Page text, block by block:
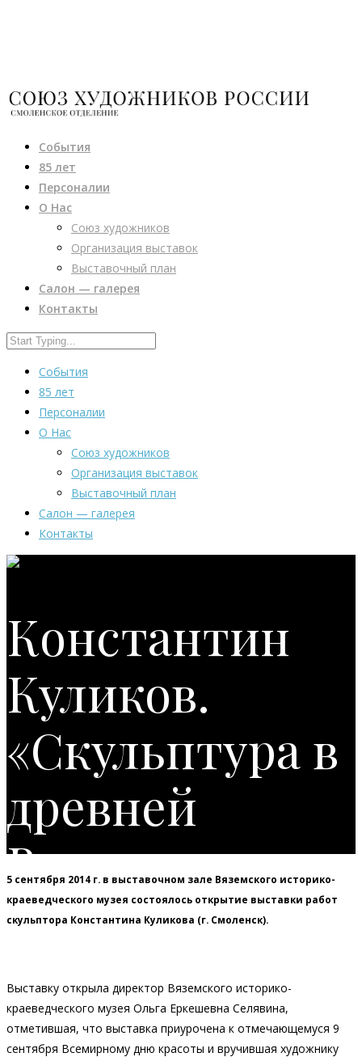
События
85 лет
Персоналии
О Нас
Союз художников
Организация выставок
Выставочный план
Салон — галерея
Контакты
События
85 лет
Персоналии
О Нас
Союз художников
Организация выставок
Выставочный план
Салон — галерея
Контакты
Константин
Куликов.
«Скульптура в
древней
Вязьме»
5 сентября 2014 г. в выставочном зале Вяземского историко-
краеведческого музея состоялось открытие выставки работ
скульптора Константина Куликова (г. Смоленск).
Выставку открыла директор Вяземского историко-
краеведческого музея Ольга Еркешевна Селявина,
отметившая, что выставка приурочена к отмечающемуся 9
сентября Всемирному дню красоты и вручившая художнику